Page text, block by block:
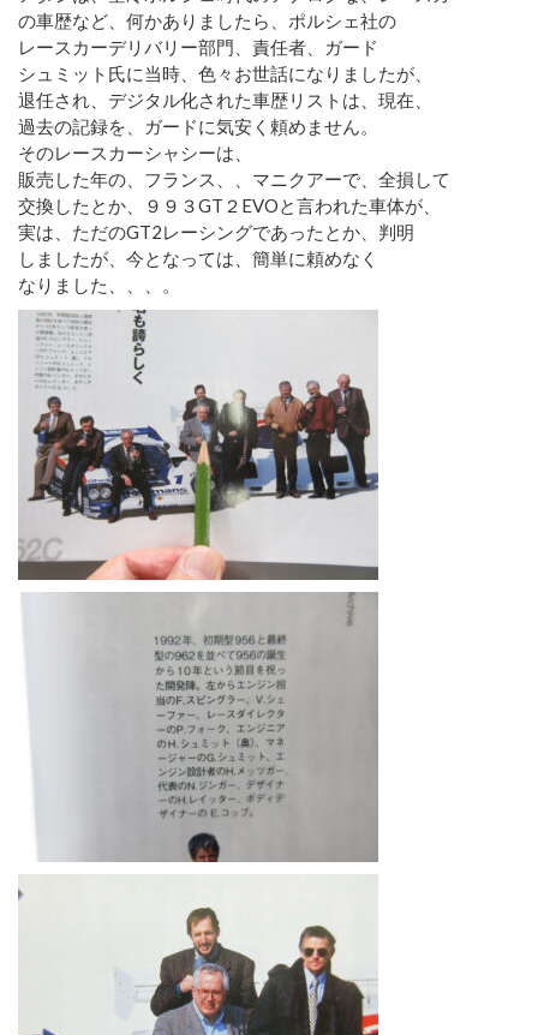
の車歴など、何かありましたら、ポルシェ社の
レースカーデリバリー部門、責任者、ガード
シュミット氏に当時、色々お世話になりましたが、
退任され、デジタル化された車歴リストは、現在、
過去の記録を、ガードに気安く頼めません。
そのレースカーシャシーは、
販売した年の、フランス、、マニクアーで、全損して
交換したとか、９９３GT２EVOと言われた車体が、
実は、ただのGT2レーシングであったとか、判明
しましたが、今となっては、簡単に頼めなく
なりました、、、。